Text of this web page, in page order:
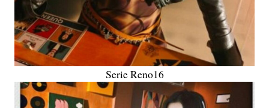
Serie Reno16